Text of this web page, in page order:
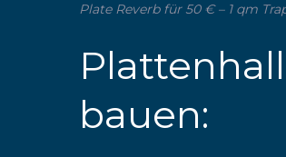
Plate Reverb für 50 € – 1 qm
bauen: